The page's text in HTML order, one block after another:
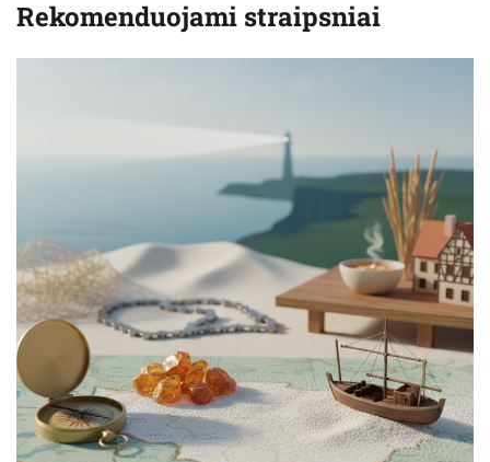
Rekomenduojami straipsniai